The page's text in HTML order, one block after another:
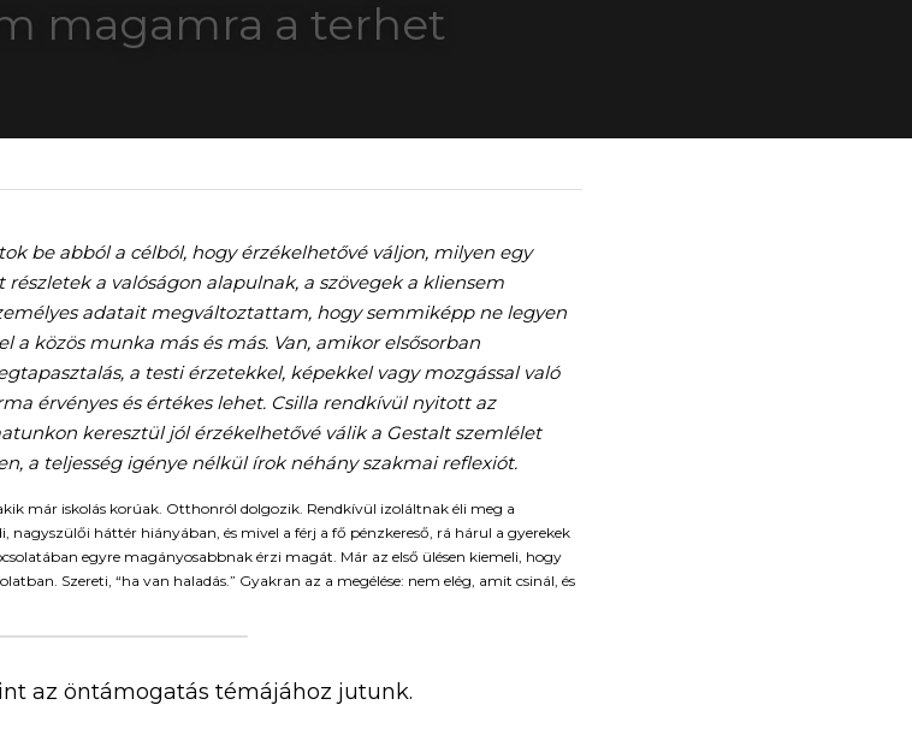
magamra a terhet
be abból a célból, hogy érzékelhetővé váljon, milyen egy
a valóságon alapulnak, a szövegek a kliensem
adatait megváltoztattam, hogy semmiképp ne legyen
a közös munka más és más. Van, amikor elsősorban
a testi érzetekkel, képekkel vagy mozgással való
érvényes és értékes lehet. Csilla rendkívül nyitott az
keresztül jól érzékelhetővé válik a Gestalt szemlélet
a teljesség igénye nélkül írok néhány szakmai reflexiót.
már iskolás korúak. Otthonról dolgozik. Rendkívül izoláltnak éli meg a
nagyszülői háttér hiányában, és mivel a férj a fő pénzkereső, rá hárul a gyerekek
egyre magányosabbnak érzi magát. Már az első ülésen kiemeli, hogy
Szereti, “ha van haladás.” Gyakran az a megélése: nem elég, amit csinál, és
az öntámogatás témájához jutunk.